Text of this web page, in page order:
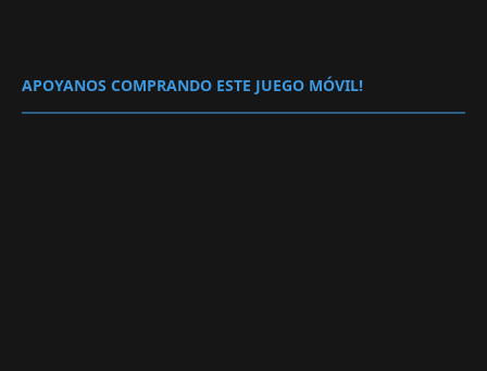
APOYANOS COMPRANDO ESTE JUEGO MÓVIL!